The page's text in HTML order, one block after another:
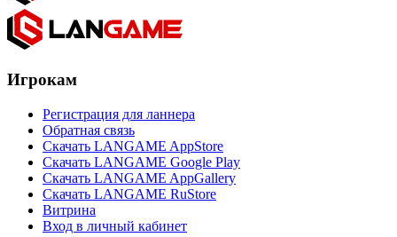
Игрокам
Регистрация для ланнера
Обратная связь
Скачать LANGAME AppStore
Скачать LANGAME Google Play
Скачать LANGAME AppGallery
Скачать LANGAME RuStore
Витрина
Вход в личный кабинет